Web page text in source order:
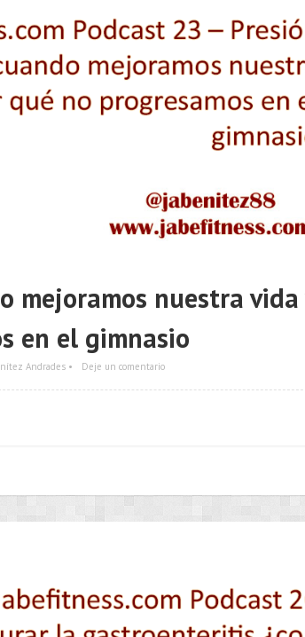
mejoramos nuestra vida
en el gimnasio
Andrades • Deje un comentario